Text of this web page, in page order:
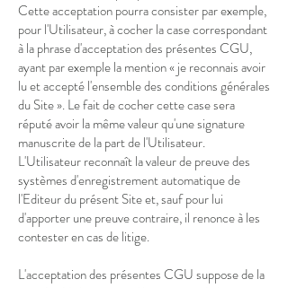
Cette acceptation pourra consister par exemple,
pour l'Utilisateur, à cocher la case correspondant
à la phrase d'acceptation des présentes CGU,
ayant par exemple la mention « je reconnais avoir
lu et accepté l'ensemble des conditions générales
du Site ». Le fait de cocher cette case sera
réputé avoir la même valeur qu'une signature
manuscrite de la part de l'Utilisateur.
L'Utilisateur reconnaît la valeur de preuve des
systèmes d'enregistrement automatique de
l'Editeur du présent Site et, sauf pour lui
d'apporter une preuve contraire, il renonce à les
contester en cas de litige.
L'acceptation des présentes CGU suppose de la